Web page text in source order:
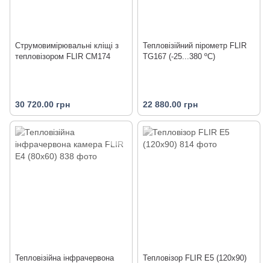
Струмовимірювальні кліщі з
тепловізором FLIR CM174
30 720.00 грн
Тепловізійний пірометр FLIR
TG167 (-25...380 ºС)
22 880.00 грн
Тепловізійна інфрачервона
Тепловізор FLIR Е5 (120x90)